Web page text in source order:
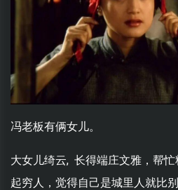
冯老板有俩女儿。
大女儿绮云, 长得端庄文雅，帮
起穷人，觉得自己是城里人就比